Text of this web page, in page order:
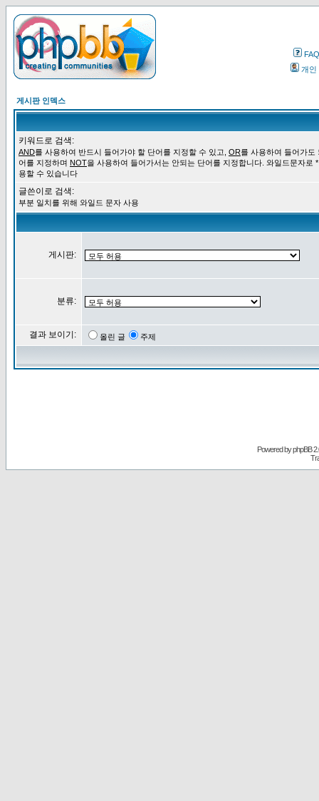
FAQ
개인
게시판 인덱스
키워드로 검색:
AND를 사용하여 반드시 들어가야 할 단어를 지정할 수 있고, OR를 사용하여 들어가도
어를 지정하며 NOT을 사용하여 들어가서는 안되는 단어를 지정합니다. 와일드문자로
용할 수 있습니다
글쓴이로 검색:
부분 일치를 위해 와일드 문자 사용
게시판:
분류:
결과 보이기: 올린 글 주제
Powered byphpBB